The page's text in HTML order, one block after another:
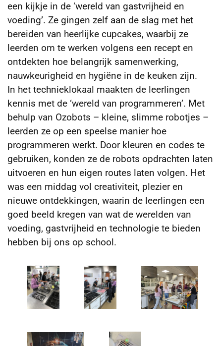
een kijkje in de ‘wereld van gastvrijheid en
voeding’. Ze gingen zelf aan de slag met het
bereiden van heerlijke cupcakes, waarbij ze
leerden om te werken volgens een recept en
ontdekten hoe belangrijk samenwerking,
nauwkeurigheid en hygiëne in de keuken zijn.
In het technieklokaal maakten de leerlingen
kennis met de ‘wereld van programmeren’. Met
behulp van Ozobots – kleine, slimme robotjes –
leerden ze op een speelse manier hoe
programmeren werkt. Door kleuren en codes te
gebruiken, konden ze de robots opdrachten laten
uitvoeren en hun eigen routes laten volgen. Het
was een middag vol creativiteit, plezier en
nieuwe ontdekkingen, waarin de leerlingen een
goed beeld kregen van wat de werelden van
voeding, gastvrijheid en technologie te bieden
hebben bij ons op school.